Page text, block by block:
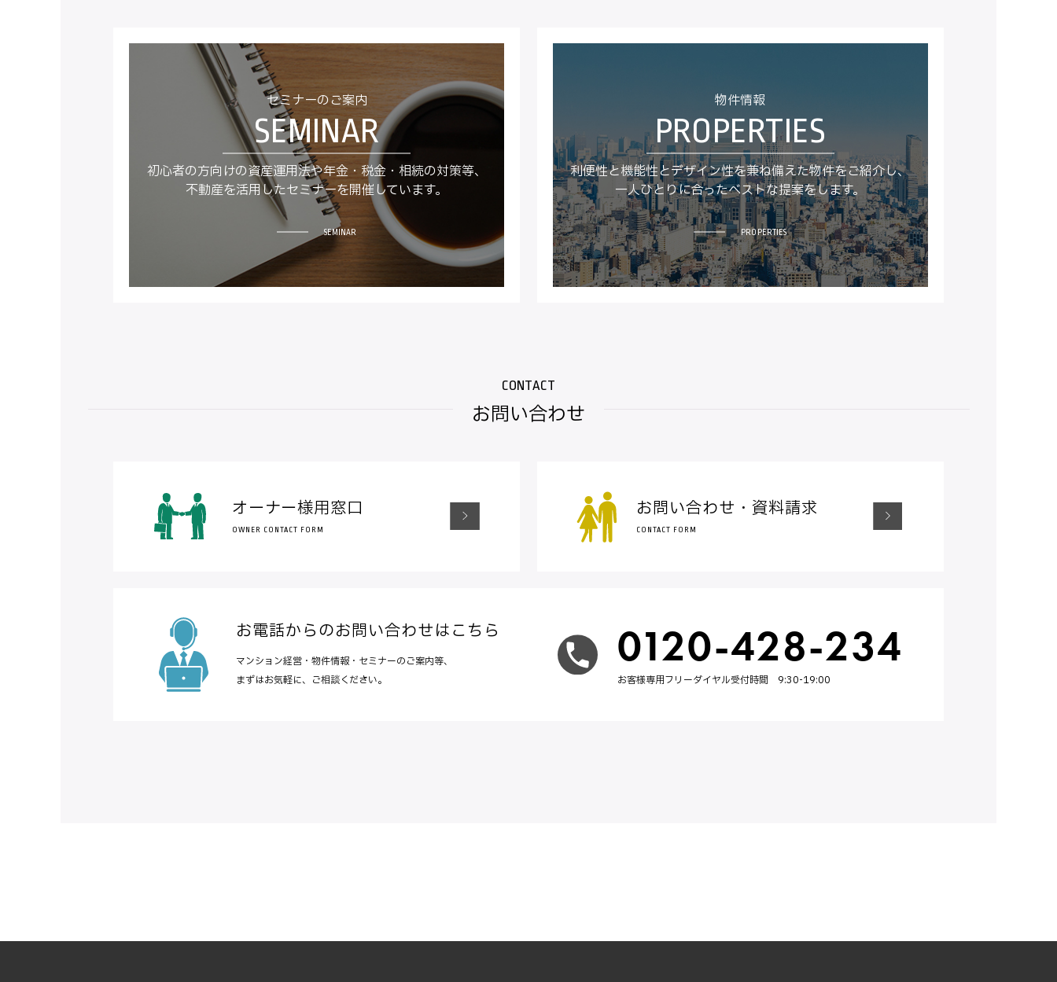
セミナーのご案内
初心者の方向けの資産運用法や年金・税金・相続の対策等、
不動産を活用したセミナーを開催しています。
SEMINAR
物件情報
利便性と機能性とデザイン性を兼ね備えた物件をご紹介し、
一人ひとりに合ったベストな提案をします。
PROPERTIES
お問い合わせ
オーナー様用窓口
OWNER CONTACT FORM
お問い合わせ・資料請求
CONTACT FORM
お電話からのお問い合わせはこちら
マンション経営・物件情報・セミナーのご案内等、
まずはお気軽に、ご相談ください。
0120-428-234
お客様専用フリーダイヤル受付時間 9:30-19:00